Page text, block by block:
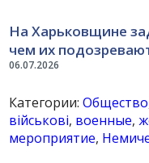
06.07.2026
На Харьковщине
чем их
Категории:Общество
військові, военные,
мероприятие,